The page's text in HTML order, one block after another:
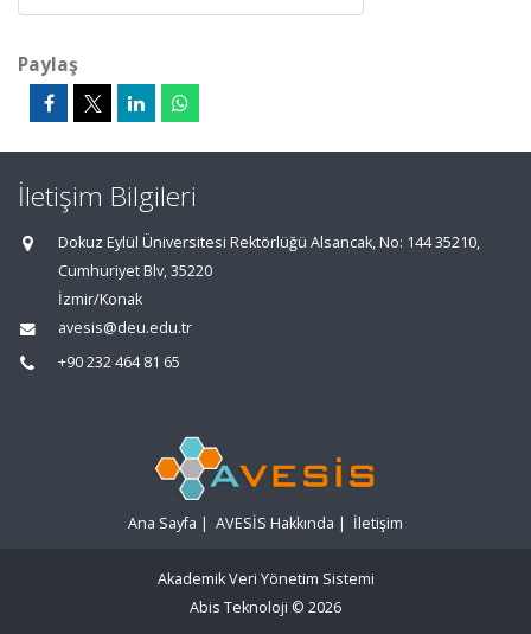
Paylaş
İletişim Bilgileri
Dokuz Eylül Üniversitesi Rektörlüğü Alsancak, No: 144 35210,
Cumhuriyet Blv, 35220
İzmir/Konak
avesis@deu.edu.tr
+90 232 464 81 65
Ana Sayfa | AVESİS Hakkında | İletişim
Akademik Veri Yönetim Sistemi
Abis Teknoloji © 2026